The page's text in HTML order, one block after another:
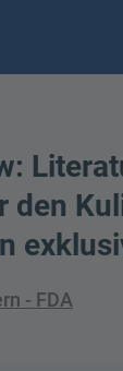
den
- FDA